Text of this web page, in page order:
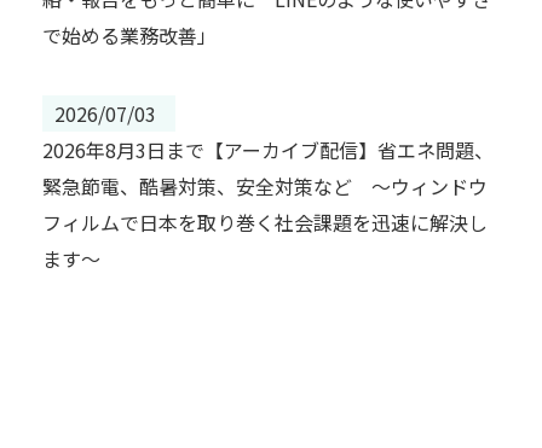
で始める業務改善」
2026/07/03
2026年8月3日まで【アーカイブ配信】省エネ問題、
緊急節電、酷暑対策、安全対策など ～ウィンドウ
フィルムで日本を取り巻く社会課題を迅速に解決し
ます～